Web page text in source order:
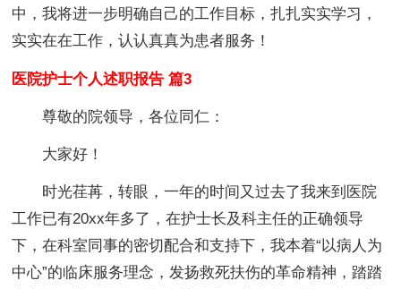
中，我将进一步明确自己的工作目标，扎扎实实学习，
实实在在工作，认认真真为患者服务！
医院护士个人述职报告 篇3
尊敬的院领导，各位同仁：
大家好！
时光荏苒，转眼，一年的时间又过去了我来到医院
工作已有20xx年多了，在护士长及科主任的正确领导
下，在科室同事的密切配合和支持下，我本着“以病人为
中心”的临床服务理念，发扬救死扶伤的革命精神，踏踏